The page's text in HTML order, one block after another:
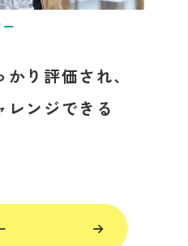
り評価され、
レンジできる